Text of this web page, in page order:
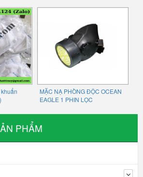
PHẨM
MẶC NẠ PHÒNG ĐỘC OCEAN
EAGLE 1 PHIN LỌC